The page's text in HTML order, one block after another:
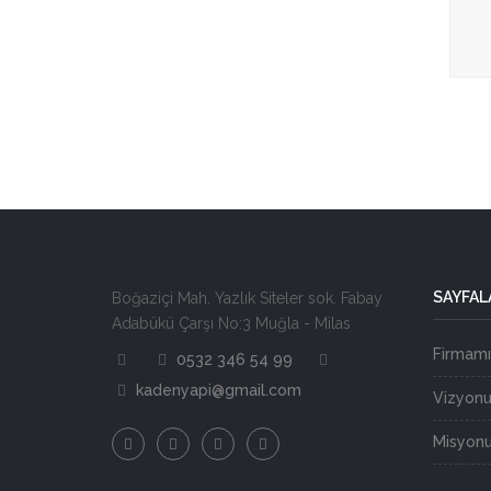
Boğaziçi Mah. Yazlık Siteler sok. Fabay
Adabükü Çarşı No:3 Muğla - Milas
0532 346 54 99
kadenyapi@gmail.com